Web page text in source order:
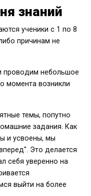
знаний
ученики с 1 по 8
причинам не
проводим небольшое
момента возникли
темы, попутно
задания. Как
и усвоены, мы
Это делается
себя уверенно на
выйти на более